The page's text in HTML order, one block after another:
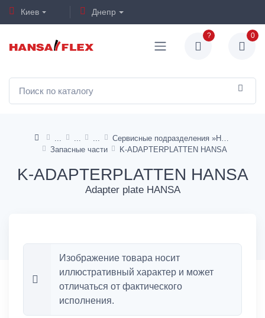
Киев Днепр
? 0
Сервисные подразделения »HANSA«
Запасные части
K-ADAPTERPLATTEN HANSA
K-ADAPTERPLATTEN HANSA
Adapter plate HANSA
Изображение товара носит
иллюстративный характер и может
отличаться от фактического
исполнения.